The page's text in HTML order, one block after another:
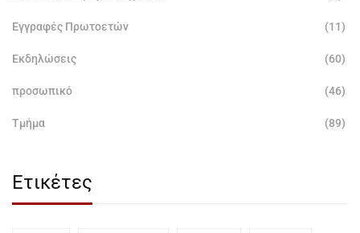
Εγγραφές Πρωτοετών (11)
Εκδηλώσεις (60)
προσωπικό (46)
Τμήμα (89)
Ετικέτες